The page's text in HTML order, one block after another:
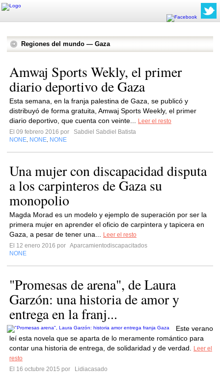
Regiones del mundo — Gaza
Amwaj Sports Wekly, el primer
diario deportivo de Gaza
Esta semana, en la franja palestina de Gaza, se publicó y
distribuyó de forma gratuita, Amwaj Sports Weekly, el primer
diario deportivo, que cuenta con veinte...
Leer el resto
El 09 febrero 2016 por
Sabdiel Sabdiel Batista
NONE NONE NONE
Una mujer con discapacidad disputa
a los carpinteros de Gaza su
monopolio
Magda Morad es un modelo y ejemplo de superación por ser la
primera mujer en aprender el oficio de carpintera y tapicera en
Gaza, a pesar de tener una...
Leer el resto
El 12 enero 2016 por Aparcamientodiscapacitados
NONE
"Promesas de arena", de Laura
Garzón: una historia de amor y
entrega en la franj...
Este verano
leí esta novela que se aparta de lo meramente romántico para
contar una historia de entrega, de solidaridad y de verdad.
Leer el
resto
El 16 octubre 2015 por
Lidiacasado